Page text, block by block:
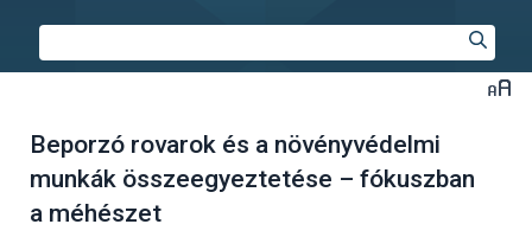
Beporzó rovarok és a növényvédelmi
munkák összeegyeztetése – fókuszban
a méhészet